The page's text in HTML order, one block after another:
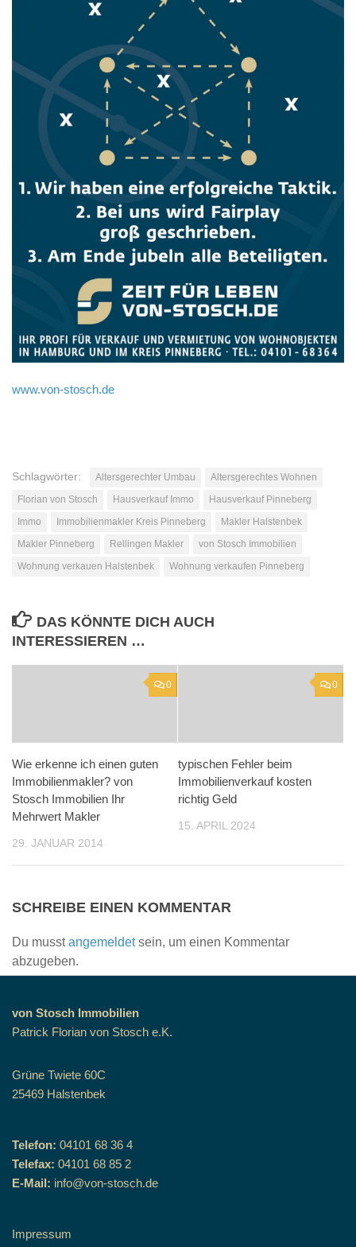
www.von-stosch.de
Schlagwörter: Altersgerechter Umbau
Altersgerechtes Wohnen
Florian von Stosch
Hausverkauf Immo
Hausverkauf Pinneberg
Immo
Immobilienmakler Kreis Pinneberg
Makler Halstenbek
Makler Pinneberg
Rellingen Makler
von Stosch Immobilien
Wohnung verkauen Halstenbek
Wohnung verkaufen Pinneberg
DAS KÖNNTE DICH AUCH
INTERESSIEREN …
0
Wie erkenne ich einen guten
Immobilienmakler? von
Stosch Immobilien Ihr
Mehrwert Makler
29. JANUAR 2014
0
typischen Fehler beim
Immobilienverkauf kosten
richtig Geld
15. APRIL 2024
SCHREIBE EINEN KOMMENTAR
Du musstangemeldetsein, um einen Kommentar
abzugeben.
von Stosch Immobilien
Patrick Florian von Stosch e.K.
Grüne Twiete 60C
25469 Halstenbek
Telefon: 04101 68 36 4
Telefax: 04101 68 85 2
E-Mail: info@von-stosch.de
Impressum